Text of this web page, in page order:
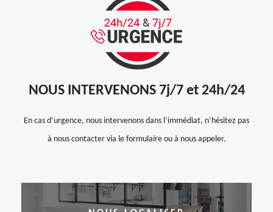
NOUS INTERVENONS 7j/7 et 24h/24
En cas d’urgence, nous intervenons dans l’immédiat, n’hésitez pas
à nous contacter via le formulaire ou à nous appeler.